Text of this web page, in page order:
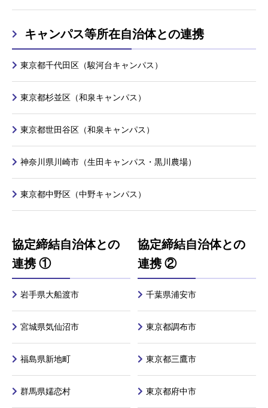
キャンパス等所在自治体との連携
東京都千代田区（駿河台キャンパス）
東京都杉並区（和泉キャンパス）
東京都世田谷区（和泉キャンパス）
神奈川県川崎市（生田キャンパス・黒川農場）
東京都中野区（中野キャンパス）
協定締結自治体との
連携 ①
岩手県大船渡市
宮城県気仙沼市
福島県新地町
群馬県嬬恋村
協定締結自治体との
連携 ②
千葉県浦安市
東京都調布市
東京都三鷹市
東京都府中市